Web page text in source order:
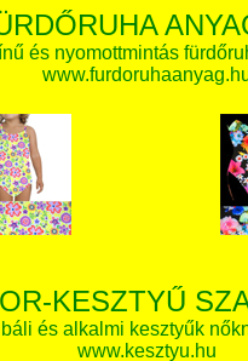
és nyomottmintás
KESZTYŰ
és alkalmi kesztyűk
www.kesztyu.hu